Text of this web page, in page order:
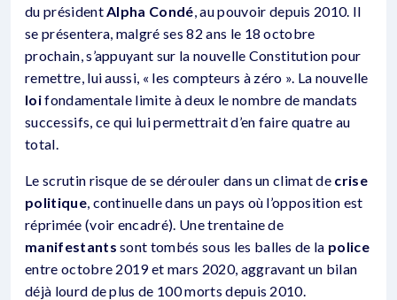
du présidentAlpha Condé, au pouvoir depuis 2010. Il
se présentera, malgré ses 82 ans le 18 octobre
prochain, s’appuyant sur la nouvelle Constitution pour
remettre, lui aussi, « les compteurs à zéro ». La nouvelle
loifondamentale limite à deux le nombre de mandats
successifs, ce qui lui permettrait d’en faire quatre au
total.
Le scrutin risque de se dérouler dans un climat de crise
politique, continuelle dans un pays où l’opposition est
réprimée (voir encadré). Une trentaine de
manifestants sont tombés sous les balles de la police
entre octobre 2019 et mars 2020, aggravant un bilan
déjà lourd de plus de 100 morts depuis 2010.